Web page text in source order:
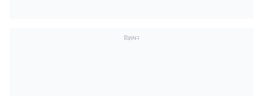
विज्ञापन